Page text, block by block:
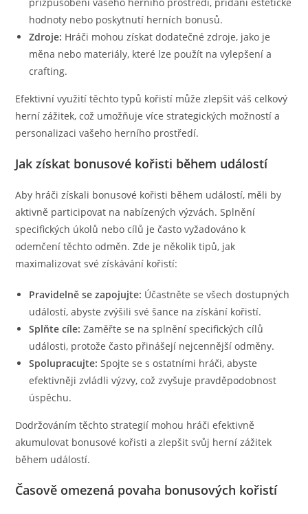
hodnoty nebo poskytnutí herních bonusů.
Zdroje: Hráči mohou získat dodatečné zdroje, jako je
měna nebo materiály, které lze použít na vylepšení a
crafting.
Efektivní využití těchto typů kořistí může zlepšit váš celkový
herní zážitek, což umožňuje více strategických možností a
personalizaci vašeho herního prostředí.
Jak získat bonusové kořisti během událostí
Aby hráči získali bonusové kořisti během událostí, měli by
aktivně participovat na nabízených výzvách. Splnění
specifických úkolů nebo cílů je často vyžadováno k
odemčení těchto odměn. Zde je několik tipů, jak
maximalizovat své získávání kořistí:
Pravidelně se zapojujte: Účastněte se všech dostupných
událostí, abyste zvýšili své šance na získání kořistí.
Splňte cíle: Zaměřte se na splnění specifických cílů
události, protože často přinášejí nejcennější odměny.
Spolupracujte: Spojte se s ostatními hráči, abyste
efektivněji zvládli výzvy, což zvyšuje pravděpodobnost
úspěchu.
Dodržováním těchto strategií mohou hráči efektivně
akumulovat bonusové kořisti a zlepšit svůj herní zážitek
během událostí.
Časově omezená povaha bonusových kořistí